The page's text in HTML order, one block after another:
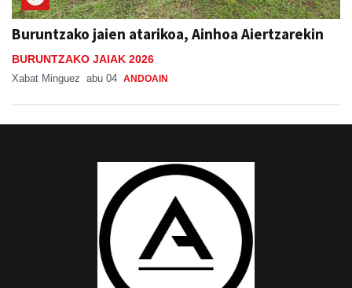
Buruntzako jaien atarikoa, Ainhoa Aiertzarekin
BURUNTZAKO JAIAK 2026
Xabat Minguez abu 04 ANDOAIN